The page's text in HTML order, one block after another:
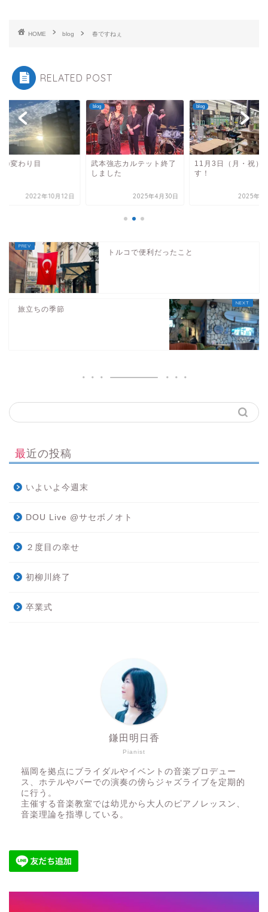
HOME blog 春ですねぇ
RELATED POST
の変わり目
2022年10月12日
blog
武本強志カルテット終了
しました
2025年4月30日
blog
11月3日（月・祝）
す！
2025年11
トルコで便利だったこと
旅立ちの季節
最近の投稿
いよいよ今週末
DOU Live @サセボノオト
２度目の幸せ
初柳川終了
卒業式
Pianist
鎌田明日香
福岡を拠点にブライダルやイベントの音楽プロデュー
ス、ホテルやバーでの演奏の傍らジャズライブを定期的
に行う。
主催する音楽教室では幼児から大人のピアノレッスン、
音楽理論を指導している。